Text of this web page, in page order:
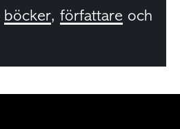
böcker, författare och